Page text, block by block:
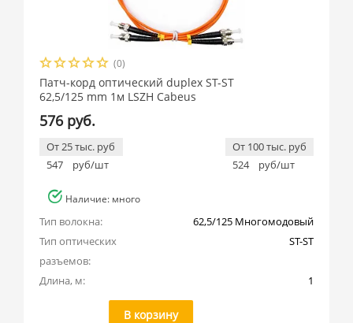
(0)
Патч-корд оптический duplex ST-ST
62,5/125 mm 1м LSZH Cabeus
576 руб.
От 25 тыс. руб
547
руб/шт
От 100 тыс. руб
524
руб/шт
Наличие: много
Тип волокна:
62,5/125 Многомодовый
Тип оптических
разъемов:
ST-ST
Длина, м: 1
В корзину